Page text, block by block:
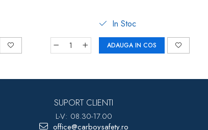
In Stoc
ADAUGA IN COS
SUPORT CLIENTI
L-V: 08.30-17.00
office@carboysafety.ro